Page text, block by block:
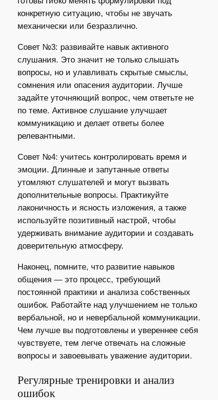
конкретную ситуацию, чтобы не звучать
механически или безразлично.
Совет №3: развивайте навык активного
слушания. Это значит не только слышать
вопросы, но и улавливать скрытые смыслы,
сомнения или опасения аудитории. Лучше
задайте уточняющий вопрос, чем ответьте не
по теме. Активное слушание улучшает
коммуникацию и делает ответы более
релевантными.
Совет №4: учитесь контролировать время и
эмоции. Длинные и запутанные ответы
утомляют слушателей и могут вызвать
дополнительные вопросы. Практикуйте
лаконичность и ясность изложения, а также
используйте позитивный настрой, чтобы
удерживать внимание аудитории и создавать
доверительную атмосферу.
Наконец, помните, что развитие навыков
общения — это процесс, требующий
постоянной практики и анализа собственных
ошибок. Работайте над улучшением не только
вербальной, но и невербальной коммуникации.
Чем лучше вы подготовлены и увереннее себя
чувствуете, тем легче отвечать на сложные
вопросы и завоевывать уважение аудитории.
Регулярные тренировки и анализ
ошибок